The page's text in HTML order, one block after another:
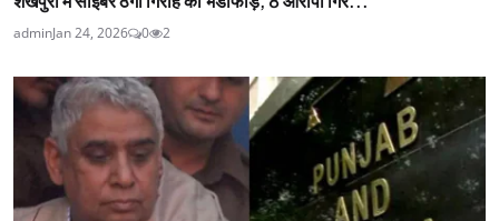
adminJan 24, 2026 0 2